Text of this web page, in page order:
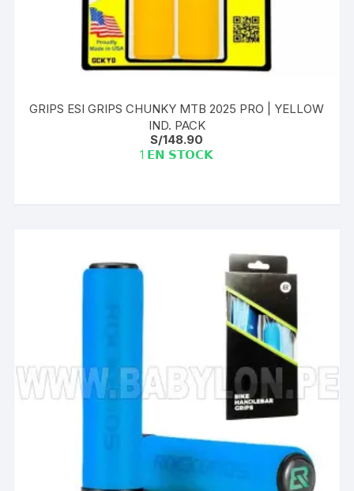
GRIPS ESI GRIPS CHUNKY MTB 2025 PRO | YELLOW
IND. PACK
S/148.90
1 𝗘𝗡 𝗦𝗧𝗢𝗖𝗞